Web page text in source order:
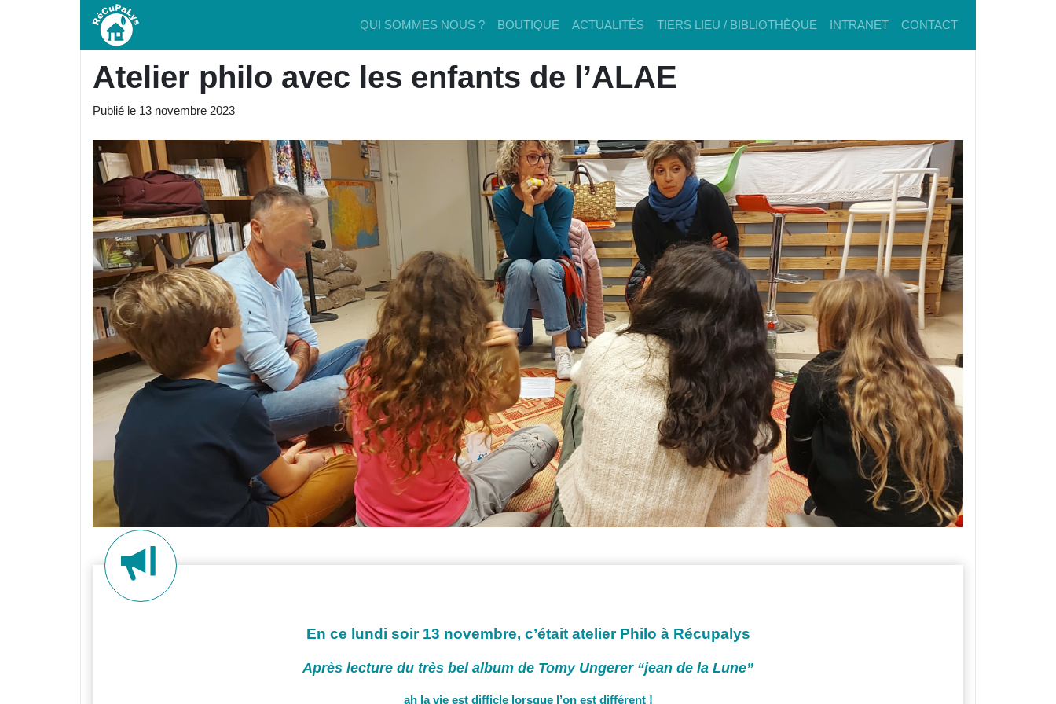
QUI SOMMES NOUS ? BOUTIQUE ACTUALITÉS TIERS LIEU / BIBLIOTHÈQUE INTRANET CONTACT
Atelier philo avec les enfants de l’ALAE
Publié le 13 novembre 2023
En ce lundi soir 13 novembre, c’était atelier Philo à Récupalys
Après lecture du très bel album de Tomy Ungerer “jean de la Lune”
ah la vie est difficle lorsque l’on est différent !